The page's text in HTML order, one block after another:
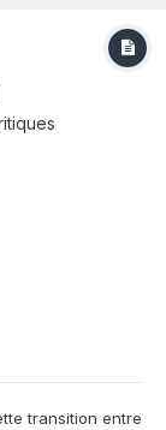
transition entre